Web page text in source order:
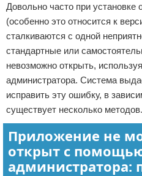
Отказ от ответственности
Довольно часто при установке
(особенно это относится к
сталкиваются с одной
стандартные или
невозможно открыть,
администратора. Система
исправить эту ошибку, в
существует несколько методов.
Приложение не
открыт с